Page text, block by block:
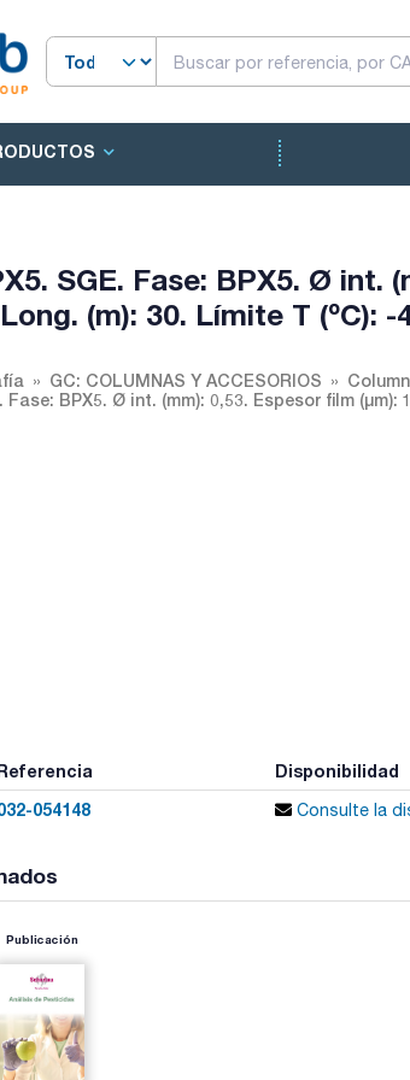
SGE. Fase: BPX5. Ø int.
(m): 30. Límite T (ºC): -
GC: COLUMNAS Y ACCESORIOS
Fase: BPX5. Ø int. (mm): 0,53. Espesor film
Disponibilidad
054148 Consulte la
Publicación